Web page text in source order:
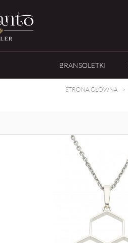
BRANSOLETKI
STRONA GŁÓWNA